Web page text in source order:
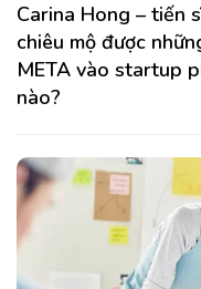
Carina Hong – tiến
chiêu mộ được
META vào startup
nào?